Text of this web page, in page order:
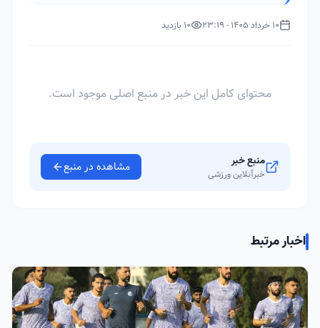
10 خرداد 1405 - 23:19 10 بازدید
محتوای کامل این خبر در منبع اصلی موجود است.
منبع خبر
خبرآنلاین ورزشی مشاهده در منبع
اخبار مرتبط